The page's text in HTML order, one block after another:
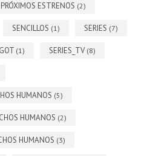
PRÓXIMOS ESTRENOS (2)
SENCILLOS (1) SERIES (7)
(1) SERIES_TV (8)
HUMANOS (5)
HUMANOS (2)
HUMANOS (3)